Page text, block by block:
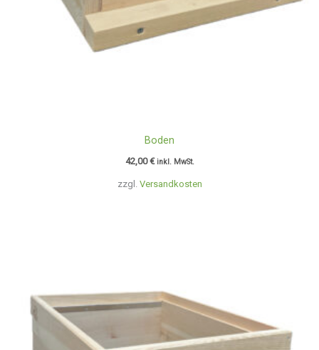
zzgl. Versandkosten
Boden
42,00€ inkl. MwSt.